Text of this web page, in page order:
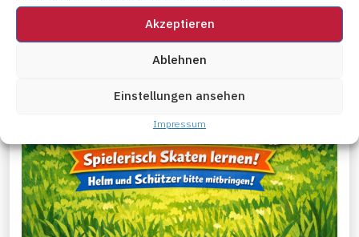
Akzeptieren
Ablehnen
Einstellungen ansehen
Impressum